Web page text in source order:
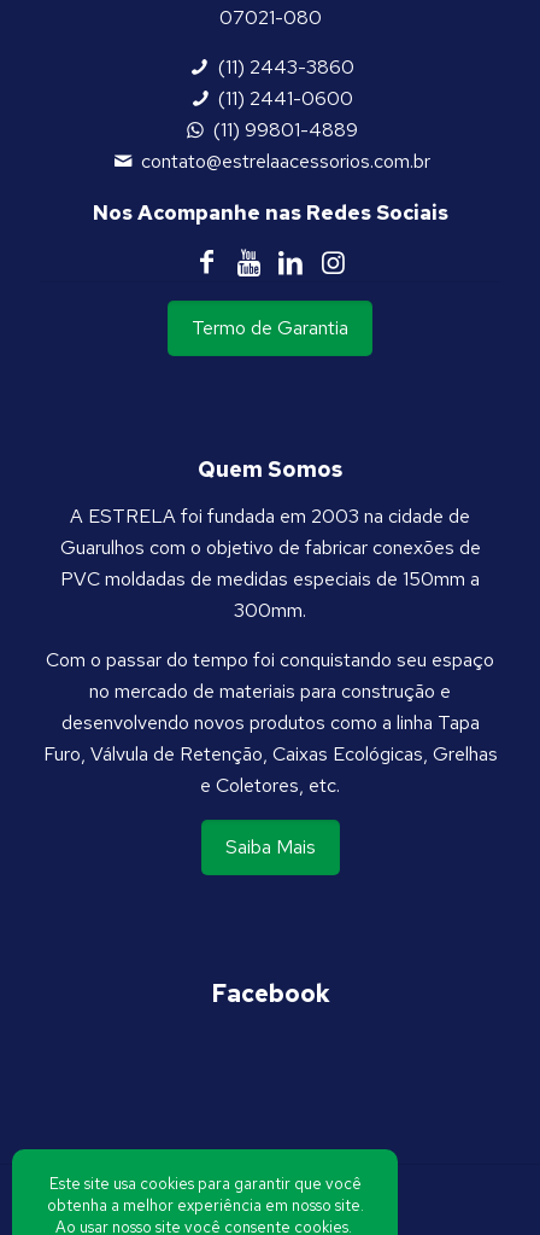
07021-080
(11) 2443-3860
(11) 2441-0600
(11) 99801-4889
contato@estrelaacessorios.com.br
Nos Acompanhe nas Redes Sociais
Termo de Garantia
Quem Somos
A ESTRELA foi fundada em 2003 na cidade de
Guarulhos com o objetivo de fabricar conexões de
PVC moldadas de medidas especiais de 150mm a
300mm.
Com o passar do tempo foi conquistando seu espaço
no mercado de materiais para construção e
desenvolvendo novos produtos como a linha Tapa
Furo, Válvula de Retenção, Caixas Ecológicas, Grelhas
e Coletores, etc.
Saiba Mais
Facebook
Este site usa cookies para garantir que você
obtenha a melhor experiência em nosso site.
Ao usar nosso site você consente cookies.